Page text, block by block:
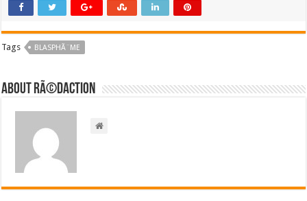
Tags BLASPHÃ¨ME
About RÃ©daction